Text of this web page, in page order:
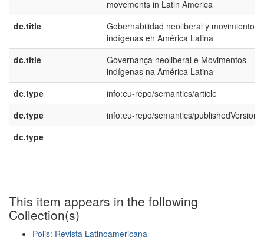
movements in Latin America
dc.title
Gobernabilidad neoliberal y movimientos
indígenas en América Latina
dc.title
Governança neoliberal e Movimentos
indígenas na América Latina
dc.type
info:eu-repo/semantics/article
dc.type
info:eu-repo/semantics/publishedVersion
dc.type
This item appears in the following
Collection(s)
Polis: Revista Latinoamericana